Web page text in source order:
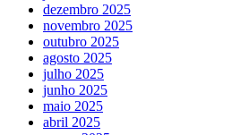
dezembro 2025
novembro 2025
outubro 2025
agosto 2025
julho 2025
junho 2025
maio 2025
abril 2025